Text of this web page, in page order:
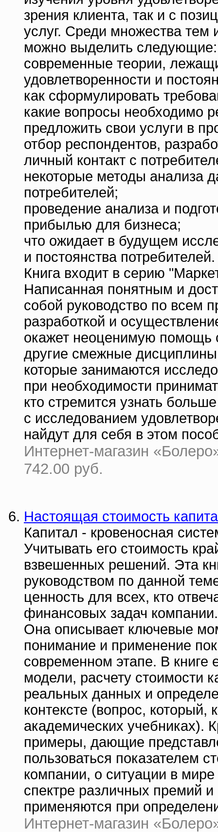
зрения клиента, так и с
услуг. Среди множества тем
можно выделить следующие:
современные теории,
удовлетворенности и
как сформулировать
какие вопросы необходимо
предложить свои услуги в
отбор респондентов,
личный контакт с
некоторые методы анализа
потребителей;
проведение анализа и
прибылью для бизнеса;
что ожидает в будущем
и постоянства потребителей.
Книга входит в серию
Написанная понятным и
собой руководство по всем
разработкой и
окажет неоценимую помощь
другие смежные
которые занимаются
при необходимости
кто стремится узнать
с исследованием
найдут для себя в этом
Интернет-магазин
742.00 руб.
Настоящая стоимость
Капитал - кровеносная
Учитывать его стоимость
взвешенных решений. Эта
руководством по данной
ценность для всех, кто
финансовых задач компании.
Она описывает ключевые
понимание и применение
современном этапе. В
модели, расчету стоимости
реальных данных и
контексте (вопрос, который,
академических учебниках).
примеры, дающие
пользоваться показателем
компании, о ситуации в
спектре различных премий и
применяются при
Интернет-магазин